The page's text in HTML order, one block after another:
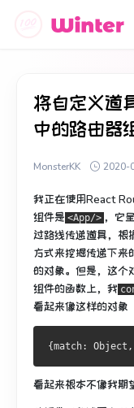
将自定义
中的路由器
MonsterKK 2020-
我正在使用React
组件是 <App/> ，它
过路线传递道具，根
方式来挖掘传递下来
的对象。 但是，这个
组件的函数上，我
看起来像这样的对象
{match: Object ,
看起来根本不像我期